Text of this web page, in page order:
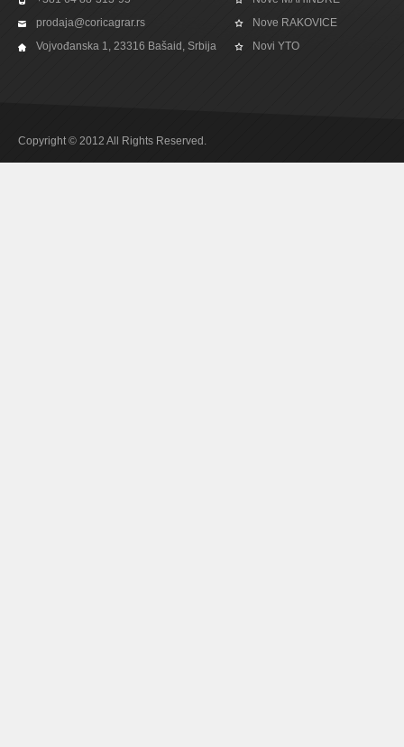
prodaja@coricagrar.rs
Vojvođanska 1, 23316 Bašaid, Srbija
Nove RAKOVICE
Novi YTO
Copyright © 2012 All Rights Reserved.